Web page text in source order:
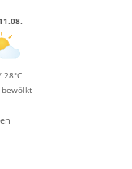
28°C
bewölkt